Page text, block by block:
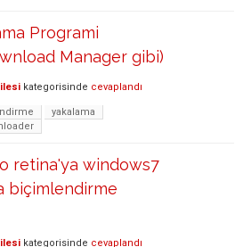
Programi
Manager gibi)
kategorisinde cevaplandı
yakalama
retina'ya windows7
biçimlendirme
kategorisinde cevaplandı